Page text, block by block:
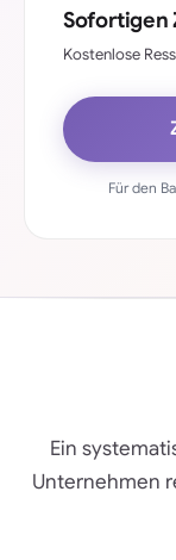
Sofortigen
Kostenlose
Für den
Ein
Unternehmen